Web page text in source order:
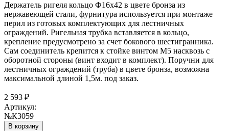
Держатель ригеля кольцо Ф16х42 в цвете бронза из
нержавеющей стали, фурнитура используется при монтаже
перил из готовых комплектующих для лестничных
ограждений. Ригельная трубка вставляется в кольцо,
крепление предусмотрено за счет бокового шестигранника.
Сам соединитель крепится к стойке винтом М5 насквозь с
оборотной стороны (винт входит в комплект). Поручни для
лестничных ограждений (труба) в цвете бронза, возможна
максимальной длиной 1,5м. под заказ.
2 593 ₽
Артикул:
№К3059
В корзину